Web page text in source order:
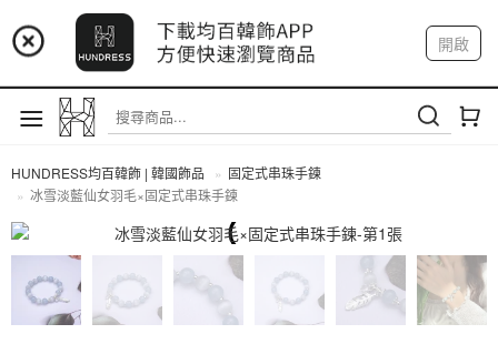
📢 市集預告：9/4-9/6 淡水捷運站
📢 市集預告：9/12-9/13 八里海巡基地
📢 市集預告：8/22-8/23 桃園青埔置地廣場
開啟
註冊 我的帳戶
HUNDRESS均百韓飾 | 韓國飾品
固定式串珠手鍊
冰雪淡藍仙女羽毛×固定式串珠手鍊
固定式串珠手鍊